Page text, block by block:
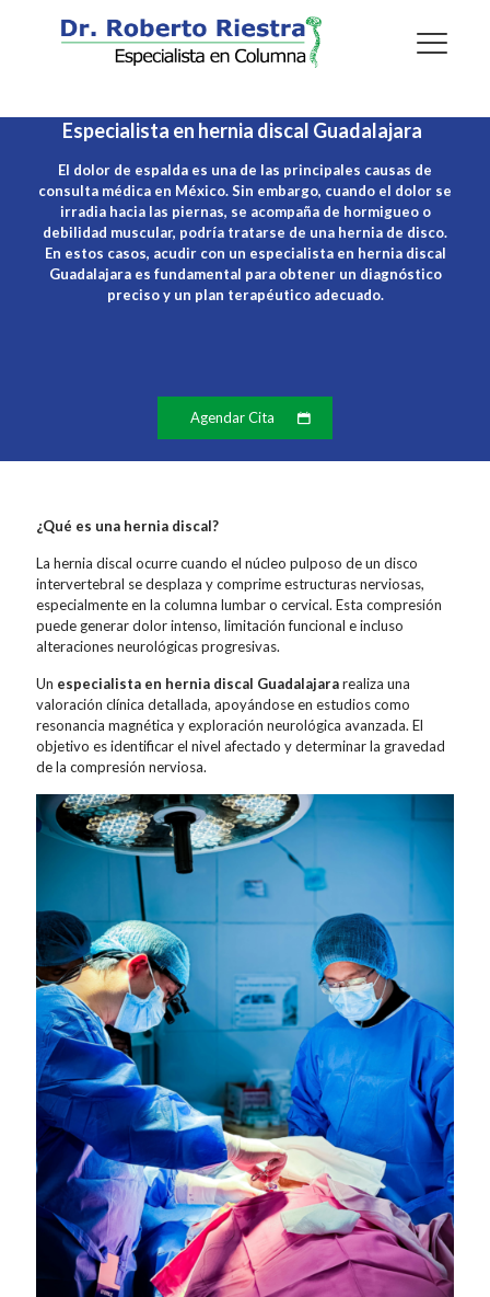
Especialista en hernia discal Guadalajara
El dolor de espalda es una de las principales causas de
consulta médica en México. Sin embargo, cuando el dolor se
irradia hacia las piernas, se acompaña de hormigueo o
debilidad muscular, podría tratarse de una hernia de disco.
En estos casos, acudir con un especialista en hernia discal
Guadalajaraes fundamental para obtener un diagnóstico
preciso y un plan terapéutico adecuado.
Agendar Cita
¿Qué es una hernia discal?
La hernia discal ocurre cuando el núcleo pulposo de un disco
intervertebral se desplaza y comprime estructuras nerviosas,
especialmente en la columna lumbar o cervical. Esta compresión
puede generar dolor intenso, limitación funcional e incluso
alteraciones neurológicas progresivas.
Un especialista en hernia discal Guadalajararealiza una
valoración clínica detallada, apoyándose en estudios como
resonancia magnética y exploración neurológica avanzada. El
objetivo es identificar el nivel afectado y determinar la gravedad
de la compresión nerviosa.